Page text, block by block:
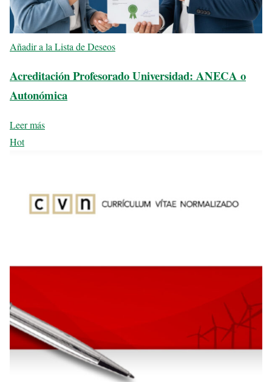
Añadir a la Lista de Deseos
Acreditación Profesorado Universidad: ANECA o
Autonómica
Leer más
Hot